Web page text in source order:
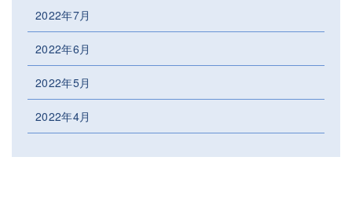
2022年7月
2022年6月
2022年5月
2022年4月